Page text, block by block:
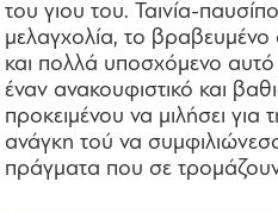
του γιου του. Ταινία-
μελαγχολία, το βραβευμένο
και πολλά υποσχόμενο αυτό
έναν ανακουφιστικό και
προκειμένου να μιλήσει για
ανάγκη τού να
πράγματα που σε